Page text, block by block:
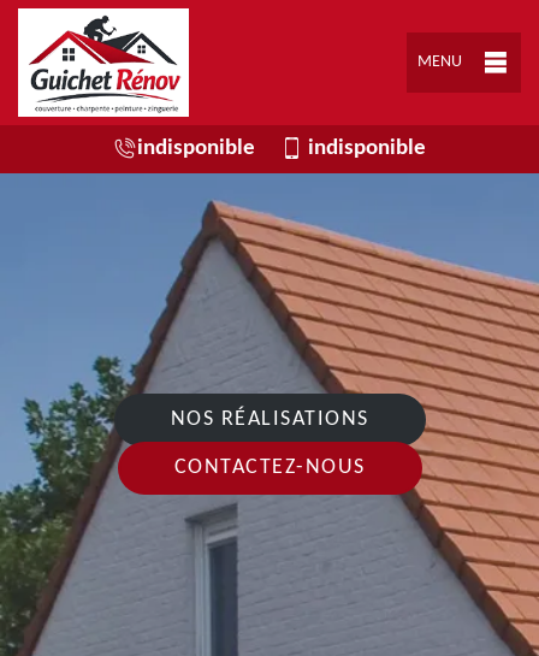
MENU
indisponible indisponible
NOS RÉALISATIONS
CONTACTEZ-NOUS